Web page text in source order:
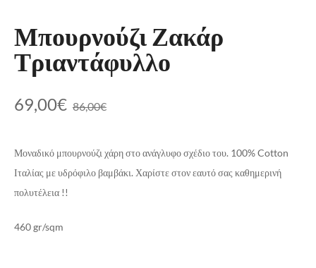
Μπουρνούζι Ζακάρ
Τριαντάφυλλο
86,00€
69,00€
Μοναδικό μπουρνούζι χάρη στο ανάγλυφο σχέδιο του. 100% Cotton
Ιταλίας με υδρόφιλο βαμβάκι. Χαρίστε στον εαυτό σας καθημερινή
πολυτέλεια !!
460 gr/sqm